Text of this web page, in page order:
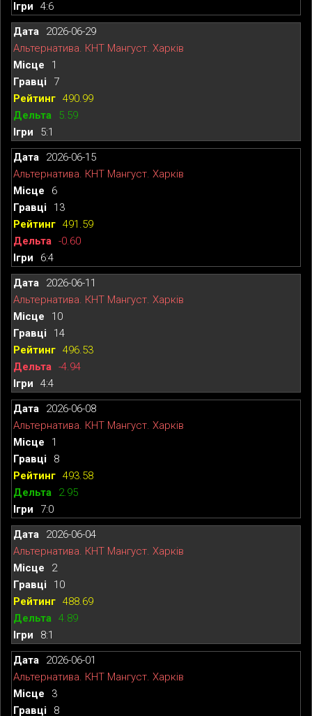
4:6
2026-06-29
Альтернатива. КНТ Мангуст. Харків
1
7
490.99
5.59
5:1
2026-06-15
Альтернатива. КНТ Мангуст. Харків
6
13
491.59
-0.60
6:4
2026-06-11
Альтернатива. КНТ Мангуст. Харків
10
14
496.53
-4.94
4:4
2026-06-08
Альтернатива. КНТ Мангуст. Харків
1
8
493.58
2.95
7:0
2026-06-04
Альтернатива. КНТ Мангуст. Харків
2
10
488.69
4.89
8:1
2026-06-01
Альтернатива. КНТ Мангуст. Харків
3
8